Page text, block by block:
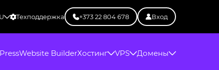
Техподдержка +373 22 804 678 Вход
Website BuilderХостинг VPS Домены